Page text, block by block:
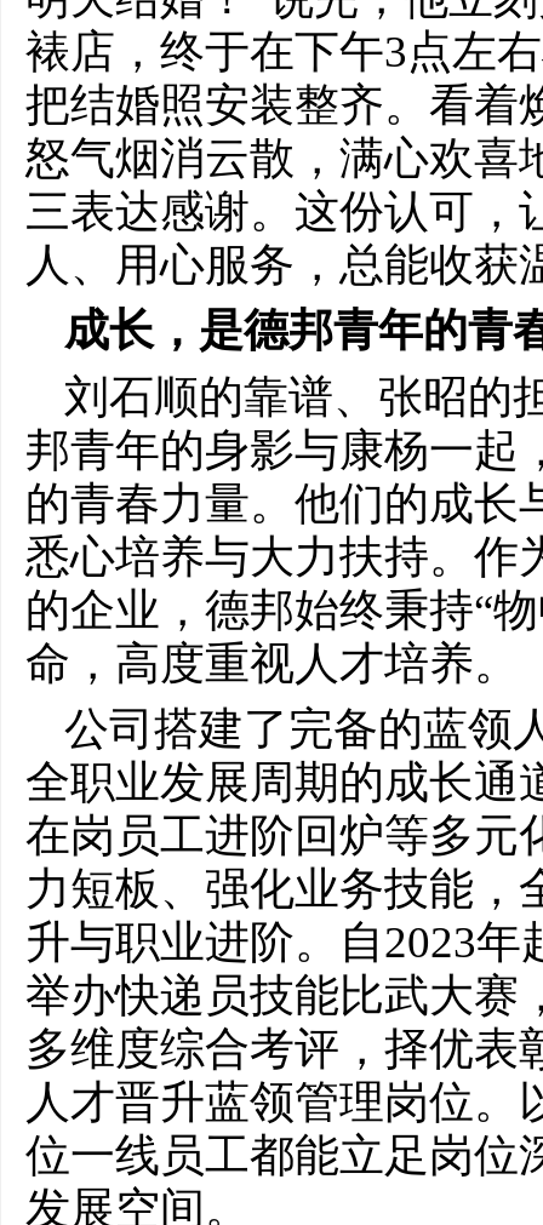
裱店，终于在下午3点左
把结婚照安装整齐。看着
怒气烟消云散，满心欢喜
三表达感谢。这份认可，
人、用心服务，总能收获
成长，是德邦青年的青
刘石顺的靠谱、张昭的
邦青年的身影与康杨一起
的青春力量。他们的成长
悉心培养与大力扶持。作
的企业，德邦始终秉持“
命，高度重视人才培养。
公司搭建了完备的蓝领
全职业发展周期的成长通
在岗员工进阶回炉等多元
力短板、强化业务技能，
升与职业进阶。自2023
举办快递员技能比武大赛
多维度综合考评，择优表
人才晋升蓝领管理岗位
位一线员工都能立足岗位
发展空间。